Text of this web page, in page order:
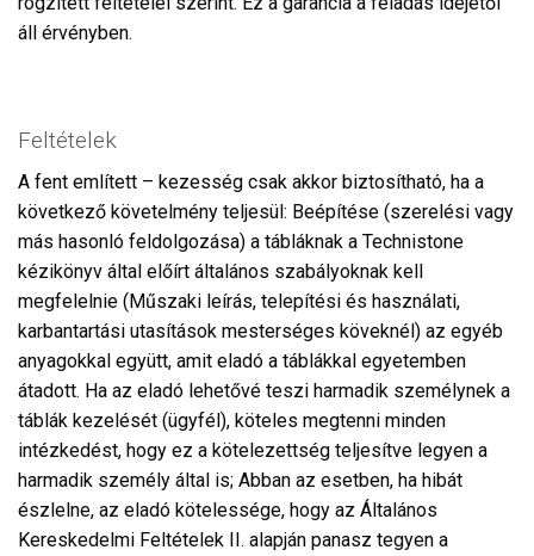
áll érvényben.
Feltételek
A fent említett – kezesség csak akkor biztosítható, ha a
következő követelmény teljesül: Beépítése (szerelési vagy
más hasonló feldolgozása) a tábláknak a Technistone
kézikönyv által előírt általános szabályoknak kell
megfelelnie (Műszaki leírás, telepítési és használati,
karbantartási utasítások mesterséges köveknél) az egyéb
anyagokkal együtt, amit eladó a táblákkal egyetemben
átadott. Ha az eladó lehetővé teszi harmadik személynek a
táblák kezelését (ügyfél), köteles megtenni minden
intézkedést, hogy ez a kötelezettség teljesítve legyen a
harmadik személy által is; Abban az esetben, ha hibát
észlelne, az eladó kötelessége, hogy az Általános
Kereskedelmi Feltételek II. alapján panasz tegyen a